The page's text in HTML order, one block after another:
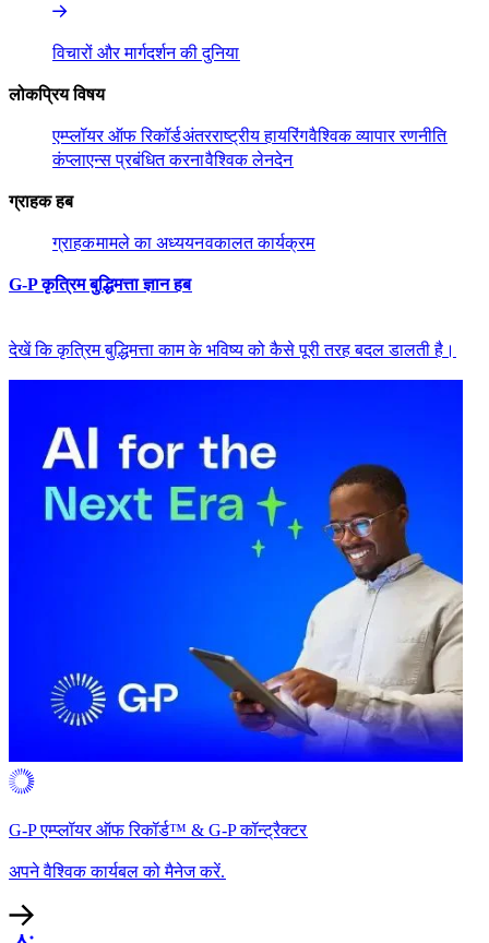
विचारों और मार्गदर्शन की दुनिया​​
लोकप्रिय विषय​​
एम्प्लॉयर ऑफ रिकॉर्ड​​अंतरराष्ट्रीय हायरिंग​​वैश्विक व्यापार रणनीति​​
कंप्लाएन्स प्रबंधित करना​​वैश्विक लेनदेन​​
ग्राहक हब​​
ग्राहक​​मामले का अध्ययन​​वकालत कार्यक्रम​​
G-P कृत्रिम बुद्धिमत्ता ज्ञान हब​​
देखें कि कृत्रिम बुद्धिमत्ता काम के भविष्य को कैसे पूरी तरह बदल डालती है।​​
G-P एम्प्लॉयर ऑफ रिकॉर्ड™ & G-P कॉन्ट्रैक्टर​​
अपने वैश्विक कार्यबल को मैनेज करें.​​